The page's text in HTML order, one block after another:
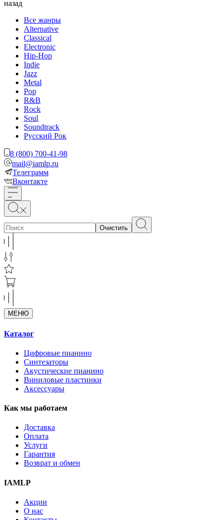
назад
Все жанры
Alternative
Classical
Electronic
Hip-Hop
Indie
Jazz
Metal
Pop
R&B
Rock
Soul
Soundtrack
Русский Рок
8 (800) 700-41-98
mail@iamlp.ru
Телеграмм
Вконтакте
Очистить
МЕНЮ
Каталог
Цифровые пианино
Синтезаторы
Акустические пианино
Виниловые пластинки
Аксессуары
Как мы работаем
Доставка
Оплата
Услуги
Гарантия
Возврат и обмен
IAMLP
Акции
О нас